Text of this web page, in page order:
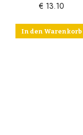
€ 13.10
In den Warenkorb